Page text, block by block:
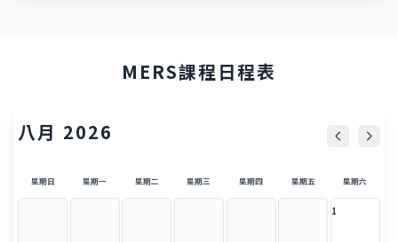
MERS課程日程表
八月 2026
星期日 星期一 星期二 星期三 星期四 星期五 星期六
1